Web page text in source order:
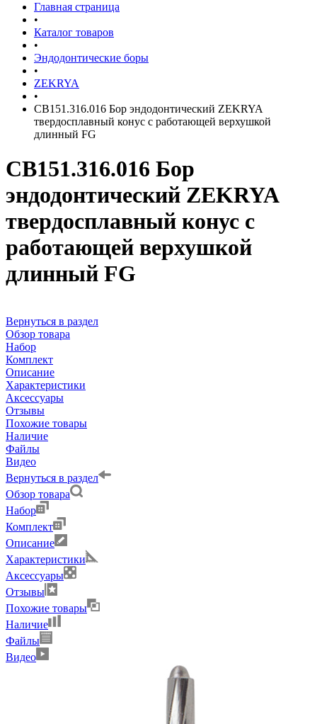
Главная страница
•
Каталог товаров
•
Эндодонтические боры
•
ZEKRYA
•
CB151.316.016 Бор эндодонтический ZEKRYA
твердосплавный конус с работающей верхушкой
длинный FG
CB151.316.016 Бор
эндодонтический ZEKRYA
твердосплавный конус с
работающей верхушкой
длинный FG
Вернуться в раздел
Обзор товара
Набор
Комплект
Описание
Характеристики
Аксессуары
Отзывы
Похожие товары
Наличие
Файлы
Видео
Вернуться в раздел
Обзор товара
Набор
Комплект
Описание
Характеристики
Аксессуары
Отзывы
Похожие товары
Наличие
Файлы
Видео